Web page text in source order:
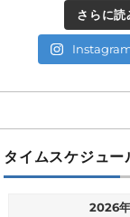
さらに読
タイムスケジュー
2026